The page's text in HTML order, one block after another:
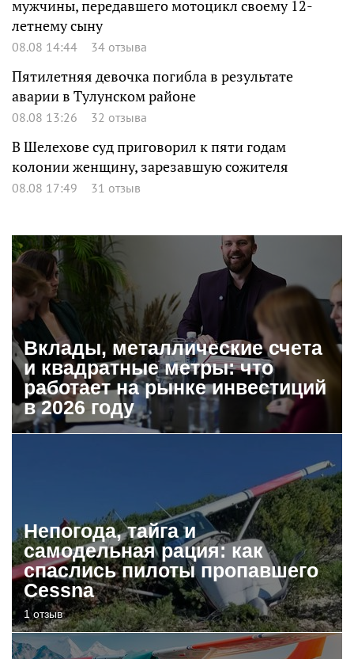
мужчины, передавшего мотоцикл своему 12-
летнему сыну
08.08 14:44 34 отзыва
Пятилетняя девочка погибла в результате
аварии в Тулунском районе
08.08 13:26 32 отзыва
В Шелехове суд приговорил к пяти годам
колонии женщину, зарезавшую сожителя
08.08 17:49 31 отзыв
Вклады, металлические счета
и квадратные метры: что
работает на рынке инвестиций
в 2026 году
Непогода, тайга и
самодельная рация: как
спаслись пилоты пропавшего
Cessna
1 отзыв